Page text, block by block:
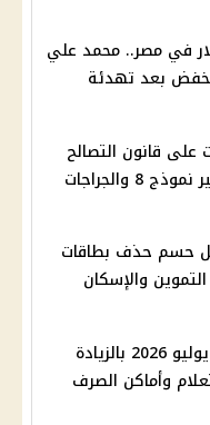
في مصر.. محمد علي
بعد تهدئة
على قانون التصالح
والجراجات
حسم حذف بطاقات
والإسكان
موعد صرف معاشات يوليو 2026 بالزيادة
وأماكن الصرف